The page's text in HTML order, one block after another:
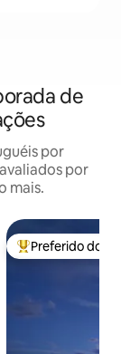
de
por
por
mais.
Entre os
Preferido dos